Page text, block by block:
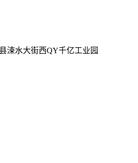
涑水大街西QY千亿工业园